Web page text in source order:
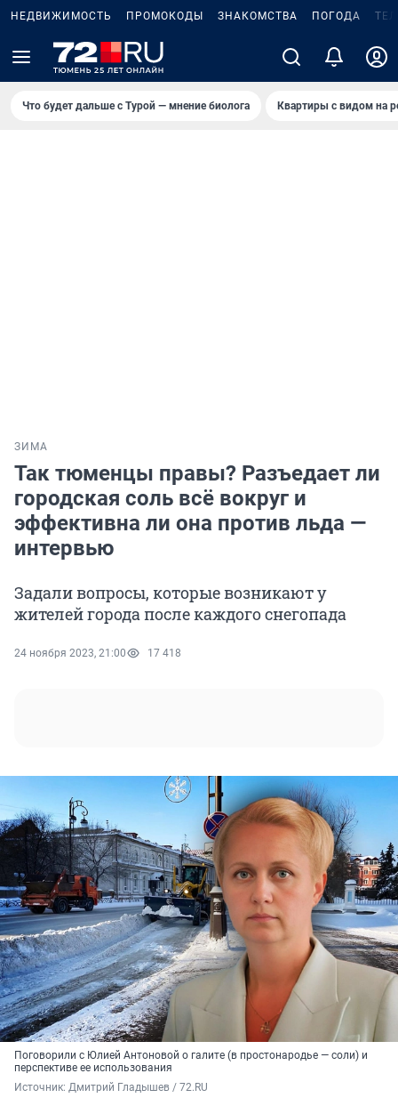
НЕДВИЖИМОСТЬ ПРОМОКОДЫ ЗНАКОМСТВА ПОГОДА
Что будет дальше с Турой — мнение биолога Квартиры с видом на
ЗИМА
Так тюменцы правы? Разъедает ли
городская соль всё вокруг и
эффективна ли она против льда —
интервью
Задали вопросы, которые возникают у
жителей города после каждого снегопада
24 ноября 2023, 21:00 17 418
Поговорили с Юлией Антоновой о галите (в простонародье — соли) и
перспективе ее использования
Источник: Дмитрий Гладышев / 72.RU